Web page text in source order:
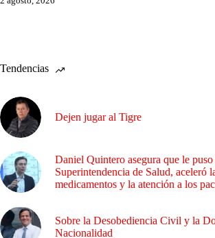
Tendencias
Dejen jugar al Tigre
Daniel Quintero asegura que le puso
Superintendencia de Salud, aceleró
medicamentos y la atención a los
Sobre la Desobediencia Civil y la
Nacionalidad